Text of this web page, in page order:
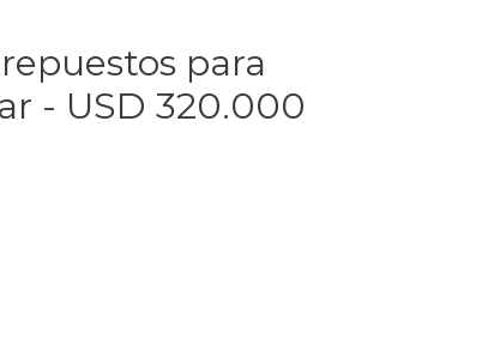
para
- USD 320.000